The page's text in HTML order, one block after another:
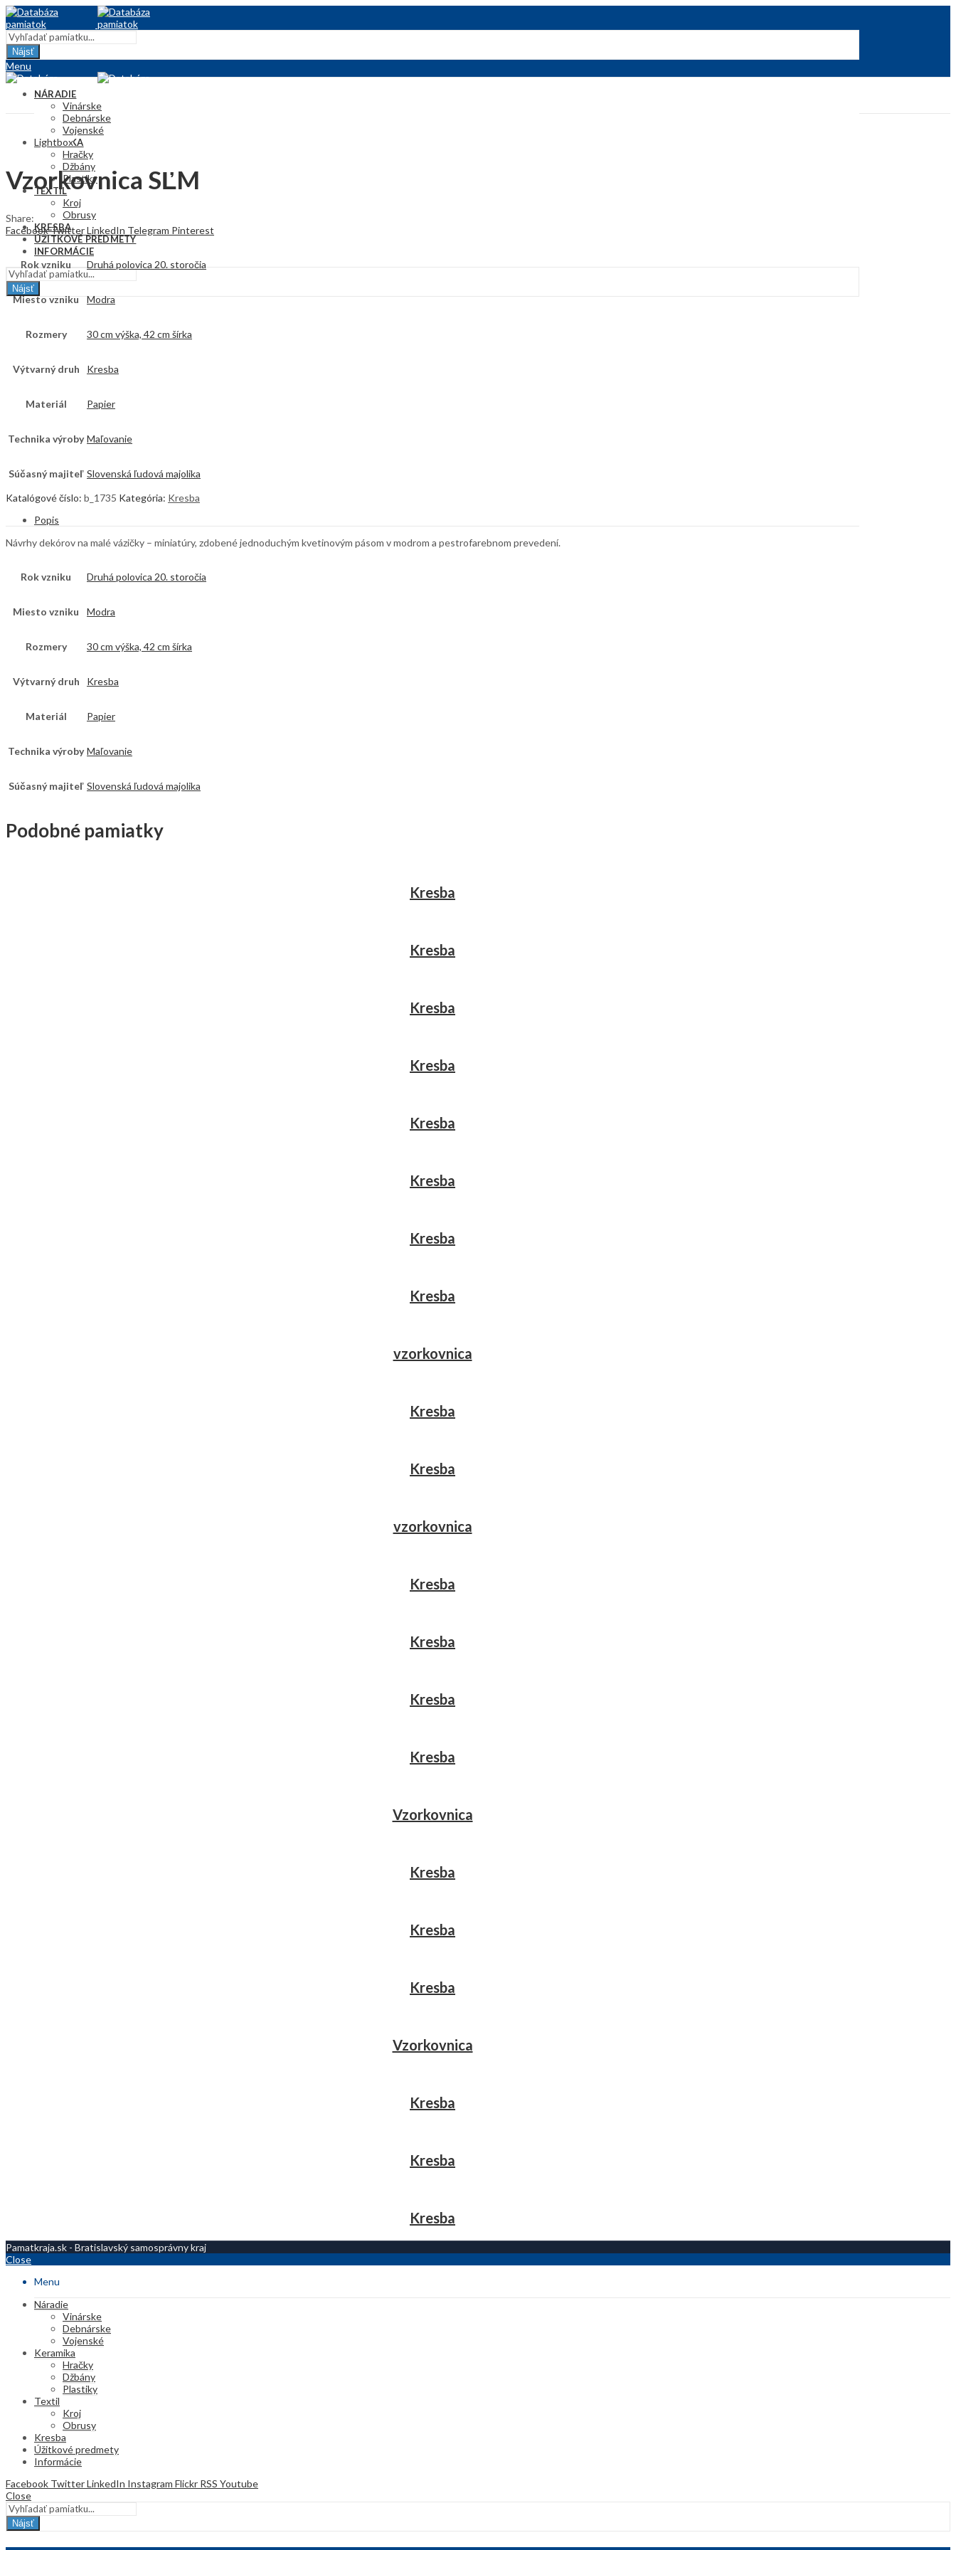
Nájsť
Menu
NÁRADIE
Vinárske
Debnárske
Vojenské
KERAMIKA
Hračky
Džbány
Plastiky
TEXTIL
Kroj
Obrusy
KRESBA
ÚŽITKOVÉ PREDMETY
INFORMÁCIE
Nájsť
Lightbox
Vzorkovnica SĽM
Share:
FacebookTwitterLinkedIn Telegram Pinterest
Rok vzniku Druhá polovica 20. storočia
Miesto vzniku Modra
Rozmery 30 cm výška, 42 cm šírka
Výtvarný druh Kresba
Materiál Papier
Technika výroby Maľovanie
Súčasný majiteľ Slovenská ľudová majolika
Katalógové číslo: b_1735 Kategória: Kresba
Popis
Návrhy dekórov na malé vázičky – miniatúry, zdobené jednoduchým kvetinovým pásom v modrom a pestrofarebnom prevedení.
Rok vzniku Druhá polovica 20. storočia
Miesto vzniku Modra
Rozmery 30 cm výška, 42 cm šírka
Výtvarný druh Kresba
Materiál Papier
Technika výroby Maľovanie
Súčasný majiteľ Slovenská ľudová majolika
Podobné pamiatky
Kresba
Kresba
Kresba
Kresba
Kresba
Kresba
Kresba
Kresba
vzorkovnica
Kresba
Kresba
vzorkovnica
Kresba
Kresba
Kresba
Kresba
Vzorkovnica
Kresba
Kresba
Kresba
Vzorkovnica
Kresba
Kresba
Kresba
Pamatkraja.sk - Bratislavský samosprávny kraj
Close
Menu
Náradie
Vinárske
Debnárske
Vojenské
Keramika
Hračky
Džbány
Plastiky
Textil
Kroj
Obrusy
Kresba
Úžitkové predmety
Informácie
Facebook TwitterLinkedIn Instagram Flickr RSS Youtube
Close
Nájsť